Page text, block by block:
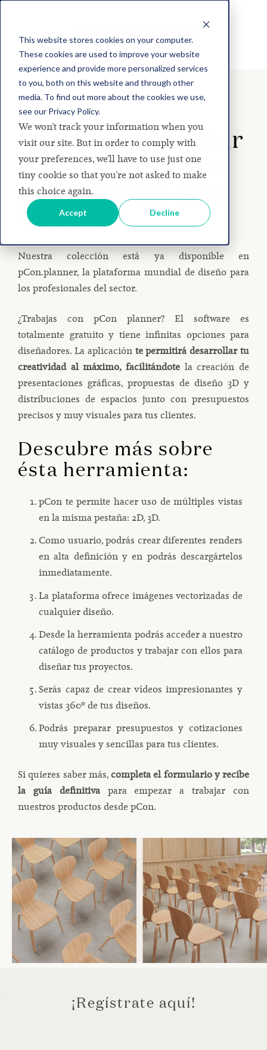
This website stores cookies on your computer.
These cookies are used to improve your website
experience and provide more personalized services
to you, both on this website and through other
media. To find out more about the cookies we use,
see our Privacy Policy.
We won't track your information when you
visit our site. But in order to comply with
your preferences, we'll have to use just one
tiny cookie so that you're not asked to make
this choice again.
Accept Decline
Empieza a diseñar
tus proyectos de
interiorismo con
Viccarbe
Nuestra colección está ya disponible en
pCon.planner, la plataforma mundial de diseño para
los profesionales del sector.
¿Trabajas con pCon planner? El software es
totalmente gratuito y tiene infinitas opciones para
diseñadores. La aplicaciónte permitirá desarrollar tu
creatividad al máximo, facilitándote la creación de
presentaciones gráficas, propuestas de diseño 3D y
distribuciones de espacios junto con presupuestos
precisos y muy visuales para tus clientes.
Descubre más sobre
ésta herramienta:
pCon te permite hacer uso de múltiples vistas
en la misma pestaña: 2D, 3D.
Como usuario, podrás crear diferentes renders
en alta definición y en podrás descargártelos
inmediatamente.
La plataforma ofrece imágenes vectorizadas de
cualquier diseño.
Desde la herramienta podrás acceder a nuestro
catálogo de productos y trabajar con ellos para
diseñar tus proyectos.
Serás capaz de crear vídeos impresionantes y
vistas 360º de tus diseños.
Podrás preparar presupuestos y cotizaciones
muy visuales y sencillas para tus clientes.
Si quieres saber más,completa el formulario y recibe
la guía definitivapara empezar a trabajar con
nuestros productos desde pCon.
¡Regístrate aquí!